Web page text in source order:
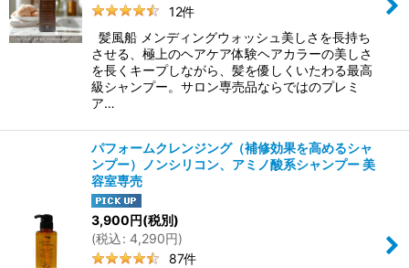
12件
髪風船 メンディングウォッシュ美しさを長持ち
させる、極上のヘアケア体験ヘアカラーの美しさ
を長くキープしながら、髪を優しくいたわる最高
級シャンプー。サロン専売品ならではのプレミ
ア…
パフォームクレンジング（補修効果を高めるシャ
ンプー）ノンシリコン、アミノ酸系シャンプー 美
容室専売
3,900円(税別)
(税込: 4,290円)
87件